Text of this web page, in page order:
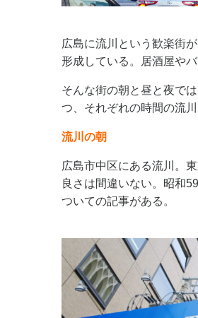
広島に流川という歓楽街
形成している。居酒屋や
そんな街の朝と昼と夜で
つ、それぞれの時間の流
流川の朝
広島市中区にある流川。
良さは間違いない。昭和
ついての記事がある。